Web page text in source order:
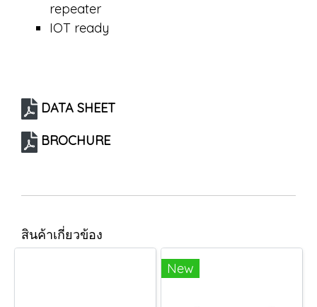
repeater
IOT ready
DATA SHEET
BROCHURE
สินค้าเกี่ยวข้อง
New